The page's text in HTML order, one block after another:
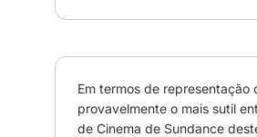
Em termos de representação
provavelmente o mais sutil
de Cinema de Sundance